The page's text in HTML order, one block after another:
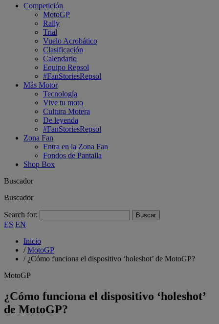
Competición
MotoGP
Rally
Trial
Vuelo Acrobático
Clasificación
Calendario
Equipo Repsol
#FanStoriesRepsol
Más Motor
Tecnología
Vive tu moto
Cultura Motera
De leyenda
#FanStoriesRepsol
Zona Fan
Entra en la Zona Fan
Fondos de Pantalla
Shop Box
Buscador
Buscador
Search for:
ES EN
Inicio
/MotoGP
/ ¿Cómo funciona el dispositivo ‘holeshot’ de MotoGP?
MotoGP
¿Cómo funciona el dispositivo ‘holeshot’
de MotoGP?